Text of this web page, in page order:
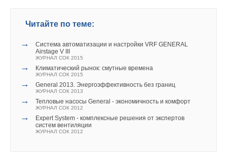
Читайте по теме:
→
Система автоматизации и настройки VRF GENERAL
Airstage V III
ЖУРНАЛ СОК 2015
→ Климатический рынок: смутные времена
ЖУРНАЛ СОК 2015
→ General 2013. Энергоэффективность без границ
ЖУРНАЛ СОК 2013
→ Тепловые насосы General - экономичность и комфорт
ЖУРНАЛ СОК 2012
→
Expert System - комплексные решения от экспертов
систем вентиляции
ЖУРНАЛ СОК 2012
эксплуатации, наиболее эффективно дублировать
программное ограничение механическим ограничением на
ход исполнительного механизма. То же касается верхнего
ограничения на расход теплоносителя в системе отопления,
т.к. превышение договорного расхода приведет к наложению
штрафных санкций на потребителя со стороны ТСО.
Для того чтобы реализовать эти ограничения на
программном уровне в регуляторе, необходимо иметь
информацию о текущем расходе теплоносителя, данная